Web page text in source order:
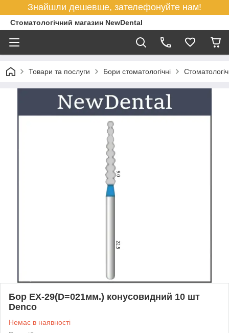
Знайшли дешевше, зателефонуйте нам!
Стоматологічний магазин NewDental
Товари та послуги Бори стоматологічні
Бор EX-29(D=021мм.) конусовидний 10 шт
Denco
Немає в наявності